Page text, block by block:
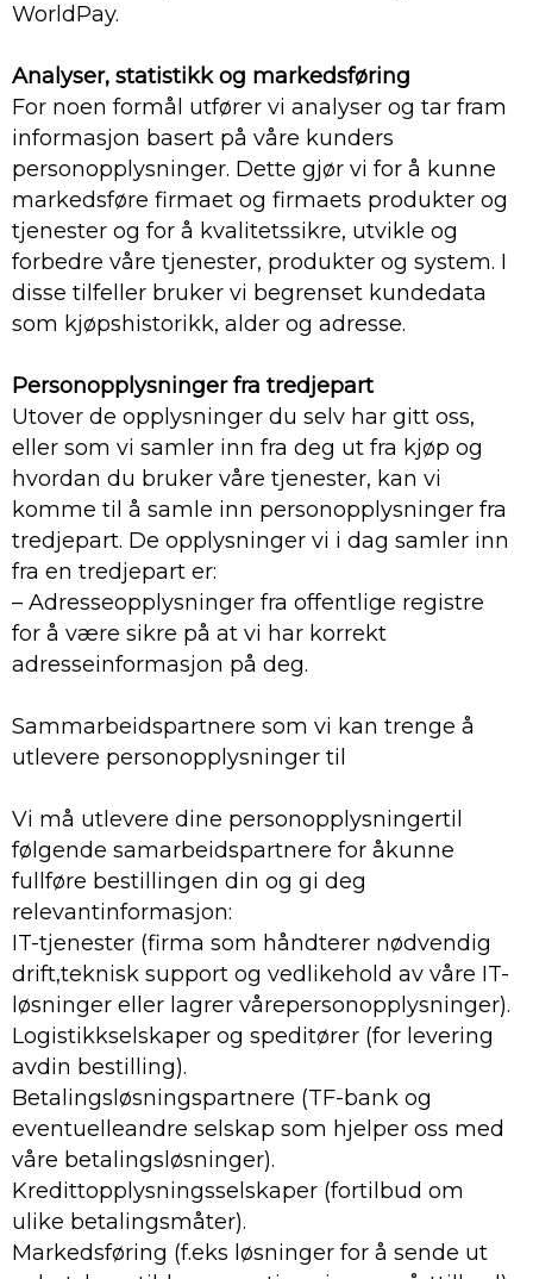
WorldPay.
Analyser, statistikk og markedsføring
For noen formål utfører vi analyser og tar fram
informasjon basert på våre kunders
personopplysninger. Dette gjør vi for å kunne
markedsføre firmaet og firmaets produkter og
tjenester og for å kvalitetssikre, utvikle og
forbedre våre tjenester, produkter og system. I
disse tilfeller bruker vi begrenset kundedata
som kjøpshistorikk, alder og adresse.
Personopplysninger fra tredjepart
Utover de opplysninger du selv har gitt oss,
eller som vi samler inn fra deg ut fra kjøp og
hvordan du bruker våre tjenester, kan vi
komme til å samle inn personopplysninger fra
tredjepart. De opplysninger vi i dag samler inn
fra en tredjepart er:
– Adresseopplysninger fra offentlige registre
for å være sikre på at vi har korrekt
adresseinformasjon på deg.
Sammarbeidspartnere som vi kan trenge å
utlevere personopplysninger til
Vi må utlevere dine personopplysningertil
følgende samarbeidspartnere for åkunne
fullføre bestillingen din og gi deg
relevantinformasjon:
IT-tjenester (firma som håndterer nødvendig
drift,teknisk support og vedlikehold av våre IT-
løsninger eller lagrer vårepersonopplysninger).
Logistikkselskaper og speditører (for levering
avdin bestilling).
Betalingsløsningspartnere (TF-bank og
eventuelleandre selskap som hjelper oss med
våre betalingsløsninger).
Kredittopplysningsselskaper (fortilbud om
ulike betalingsmåter).
Markedsføring (f.eks løsninger for å sende ut